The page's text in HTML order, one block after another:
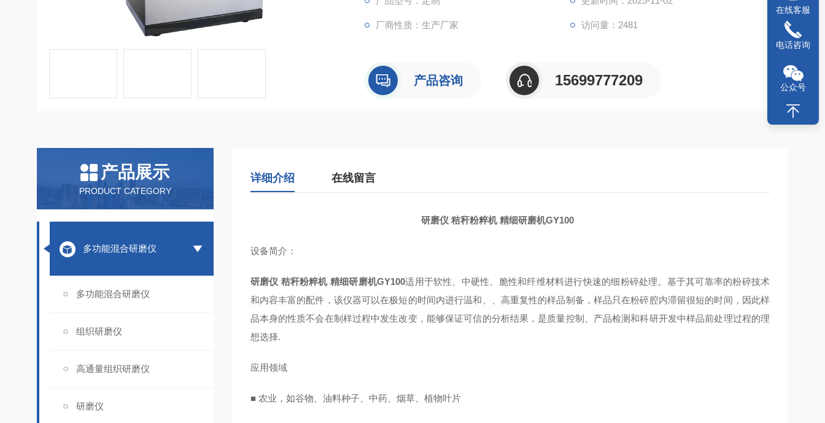
厂商性质：生产厂家 访问量：2481
产品咨询 15699777209
产品展示
PRODUCT CATEGORY
多功能混合研磨仪
多功能混合研磨仪
组织研磨仪
高通量组织研磨仪
研磨仪
详细介绍 在线留言
研磨仪 秸秆粉粹机 精细研磨机GY100
设备简介 ：
研磨仪 秸秆粉粹机 精细研磨机GY100适用于软性、中硬性、脆性和纤维材料进行快速的细粉碎处理。基于其可靠率的粉碎技术
和内容丰富的配件，该仪器可以在极短的时间内进行温和、、高重复性的样品制备，样品只在粉碎腔内滞留很短的时间，因此样
品本身的性质不会在制样过程中发生改变，能够保证可信的分析结果，是质量控制、产品检测和科研开发中样品前处理过程的理
想选择.
应用领域
■ 农业，如谷物、油料种子、中药、烟草、植物叶片
在线客服
电话咨询
公众号